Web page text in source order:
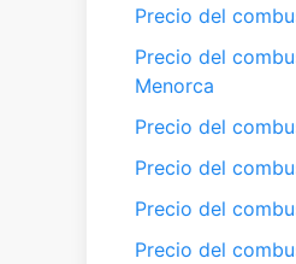
Precio del
Precio del
Menorca
Precio del
Precio del
Precio del
Precio del